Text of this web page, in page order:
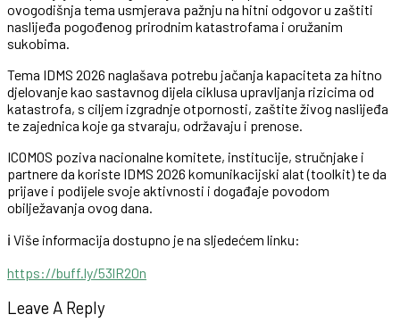
ovogodišnja tema usmjerava pažnju na hitni odgovor u zaštiti
naslijeđa pogođenog prirodnim katastrofama i oružanim
sukobima.
Tema IDMS 2026 naglašava potrebu jačanja kapaciteta za hitno
djelovanje kao sastavnog dijela ciklusa upravljanja rizicima od
katastrofa, s ciljem izgradnje otpornosti, zaštite živog naslijeđa
te zajednica koje ga stvaraju, održavaju i prenose.
ICOMOS poziva nacionalne komitete, institucije, stručnjake i
partnere da koriste IDMS 2026 komunikacijski alat (toolkit) te da
prijave i podijele svoje aktivnosti i događaje povodom
obilježavanja ovog dana.
ℹ️ Više informacija dostupno je na sljedećem linku:
https://buff.ly/53lR20n
Leave A Reply